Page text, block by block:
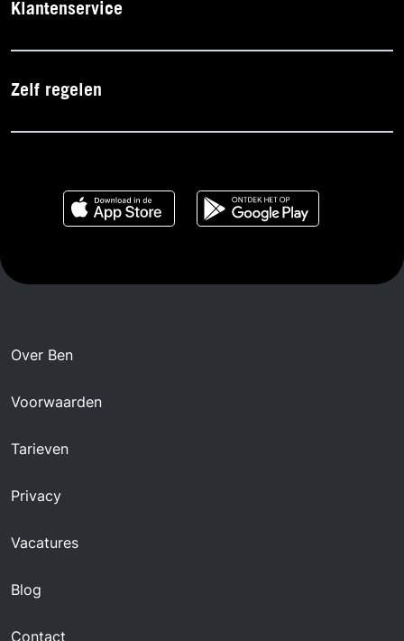
Klantenservice
Zelf regelen
Over Ben
Voorwaarden
Tarieven
Privacy
Vacatures
Blog
Contact